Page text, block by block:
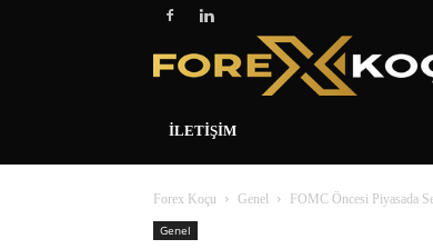
İLETIŞIM
Forex Koçu Genel
FOMC Öncesi Piyasada
Genel